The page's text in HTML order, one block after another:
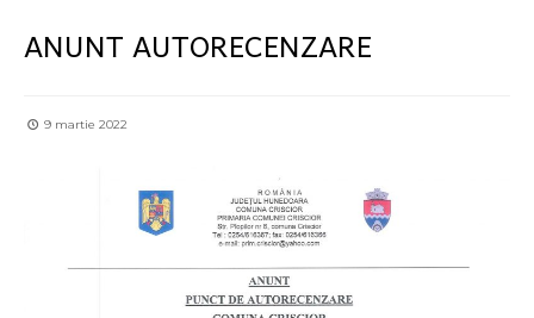
ANUNT AUTORECENZARE
9 martie 2022